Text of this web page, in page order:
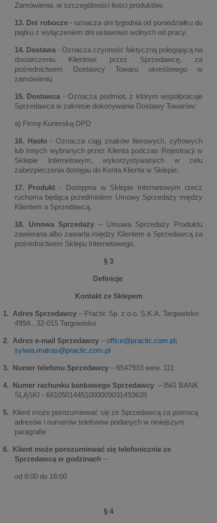
Zamówienia, w szczególności ilości produktów.
13. Dni robocze- oznacza dni tygodnia od poniedziałku do
piątku z wyłączeniem dni ustawowo wolnych od pracy.
14. Dostawa - Oznacza czynność faktyczną polegającą na
dostarczeniu Klientowi przez Sprzedawcę, za
pośrednictwem Dostawcy Towaru określonego w
zamówieniu
15. Dostawca - Oznacza podmiot, z którym współpracuje
Sprzedawca w zakresie dokonywania Dostawy Towarów;
a) Firmę Kurierską DPD
16. Hasło- Oznacza ciąg znaków literowych, cyfrowych
lub innych wybranych przez Klienta podczas Rejestracji w
Sklepie Internetowym, wykorzystywanych w celu
zabezpieczenia dostępu do Konta Klienta w Sklepie.
17. Produkt - Dostępna w Sklepie Internetowym rzecz
ruchoma będąca przedmiotem Umowy Sprzedaży między
Klientem a Sprzedawcą.
18. Umowa Sprzedaży – Umowa Sprzedaży Produktu
zawierana albo zawarta między Klientem a Sprzedawcą za
pośrednictwem Sklepu Internetowego.
§ 3
Definicje
Kontakt ze Sklepem
1. Adres Sprzedawcy – Practic Sp. z o.o. S.K.A. Targowisko
499A , 32-015 Targowisko
2. Adres e-mail Sprzedawcy –office@practic.com.pl;
sylwia.matras@practic.com.pl
3. Numer telefonu Sprzedawcy – 6547933 wew. 111
4. Numer rachunku bankowego Sprzedawcy – ING BANK
ŚLĄSKI - 68105014451000009031493639
5. Klient może porozumiewać się ze Sprzedawcą za pomocą
adresów i numerów telefonów podanych w niniejszym
paragrafie
6. Klient może porozumiewać się telefonicznie ze
Sprzedawcą w godzinach –
od 8:00 do 16:00
§ 4